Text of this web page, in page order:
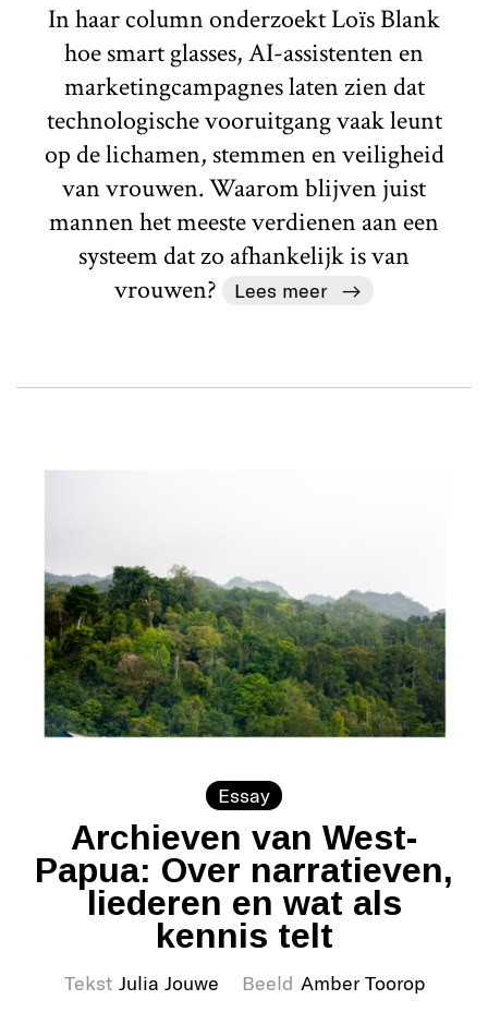
In haar column onderzoekt Loïs Blank
hoe smart glasses, AI-assistenten en
marketingcampagnes laten zien dat
technologische vooruitgang vaak leunt
op de lichamen, stemmen en veiligheid
van vrouwen. Waarom blijven juist
mannen het meeste verdienen aan een
systeem dat zo afhankelijk is van
vrouwen?
Lees meer
Essay
Archieven van West-
Papua: Over narratieven,
liederen en wat als
kennis telt
Tekst Julia Jouwe Beeld Amber Toorop